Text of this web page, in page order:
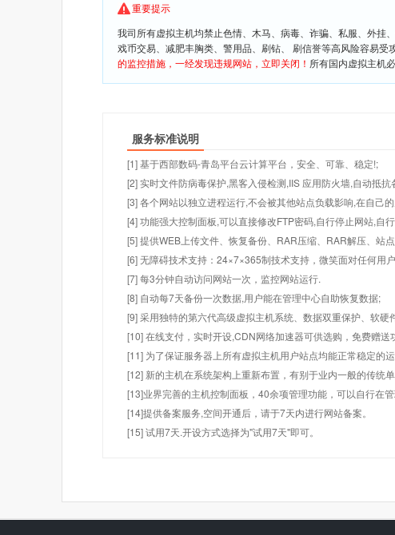
重要提示
我司所有虚拟主机均禁止色情、木马、病毒、诈骗、私服、外挂
戏币交易、减肥丰胸类、警用品、刷钻、 刷信誉等高风险容易
的监控措施，一经发现违规网站，立即关闭！ 所有国内虚拟主机
服务标准说明
[1] 基于西部数码-青岛平台云计算平台，安全、可靠、稳定!;
[2] 实时文件防病毒保护,黑客入侵检测,IIS 应用防火墙,自动抵抗
[3] 各个网站以独立进程运行,不会被其他站点负载影响,在自己
[4] 功能强大控制面板,可以直接修改FTP密码,自行停止网站,自
[5] 提供WEB上传文件、恢复备份、RAR压缩、RAR解压、站
[6] 无障碍技术支持：24×7×365制技术支持，微笑面对任何用户
[7] 每3分钟自动访问网站一次，监控网站运行.
[8] 自动每7天备份一次数据,用户能在管理中心自助恢复数据;
[9] 采用独特的第六代高级虚拟主机系统、数据双重保护、软硬
[10] 在线支付，实时开设,CDN网络加速器可供选购，免费赠
[11] 为了保证服务器上所有虚拟主机用户站点均能正常稳定的
[12] 新的主机在系统架构上重新布置，有别于业内一般的传统
[13]业界完善的主机控制面板，40余项管理功能，可以自行在管
[14]提供备案服务,空间开通后，请于7天内进行网站备案。
[15] 试用7天.开设方式选择为"试用7天"即可。